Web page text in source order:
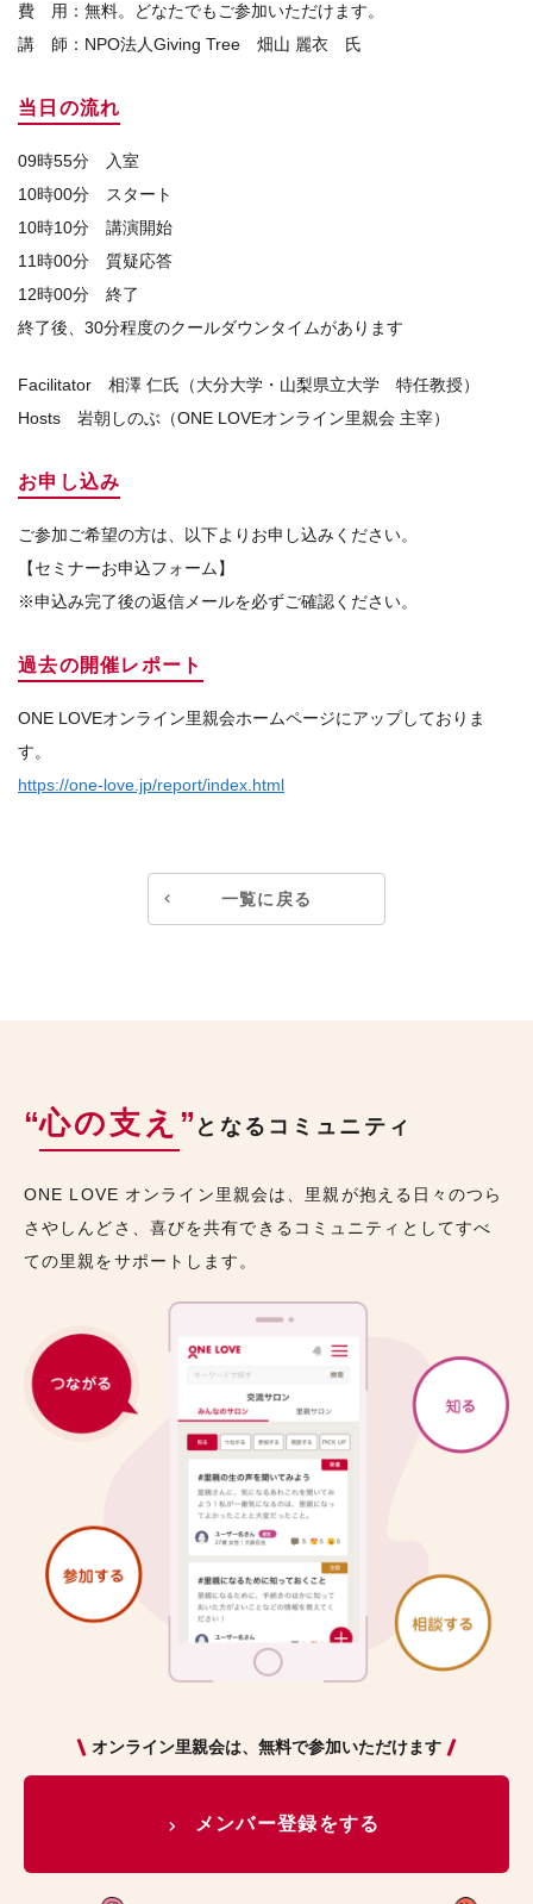
費 用：無料。どなたでもご参加いただけます。
講 師：NPO法人Giving Tree 畑山 麗衣 氏
当日の流れ
09時55分 入室
10時00分 スタート
10時10分 講演開始
11時00分 質疑応答
12時00分 終了
終了後、30分程度のクールダウンタイムがあります
Facilitator 相澤 仁氏（大分大学・山梨県立大学 特任教授）
Hosts 岩朝しのぶ（ONE LOVEオンライン里親会 主宰）
お申し込み
ご参加ご希望の方は、以下よりお申し込みください。
【セミナーお申込フォーム】
※申込み完了後の返信メールを必ずご確認ください。
過去の開催レポート
ONE LOVEオンライン里親会ホームページにアップしておりま
す。
https://one-love.jp/report/index.html
一覧に戻る
“心の支え ” となるコミュニティ
ONE LOVE オンライン里親会は、里親が抱える日々のつら
さやしんどさ、喜びを共有できるコミュニティとしてすべ
ての里親をサポートします。
オンライン里親会は、無料で参加いただけます
メンバー登録をする